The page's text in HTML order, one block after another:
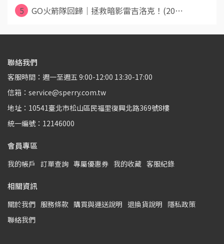
5
GO火箭隊回歸｜拯救暗影雷吉洛克！(20⋯
聯絡我們
客服時間：週一至週五 9:00-12:00 13:30-17:00
信箱：service@sperry.com.tw
地址：10541臺北市松山區民福里復興北路369號8樓
統一編號：12146000
會員專區
我的帳戶 訂單查詢 專屬優惠券 我的收藏 客服紀錄
相關資訊
關於我們 服務條款 購買與運送說明 退換貨說明 隱私政策
聯絡我們